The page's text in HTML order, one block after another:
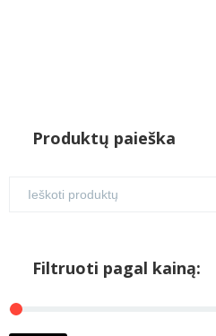
Produktų paieška
Filtruoti pagal kainą: